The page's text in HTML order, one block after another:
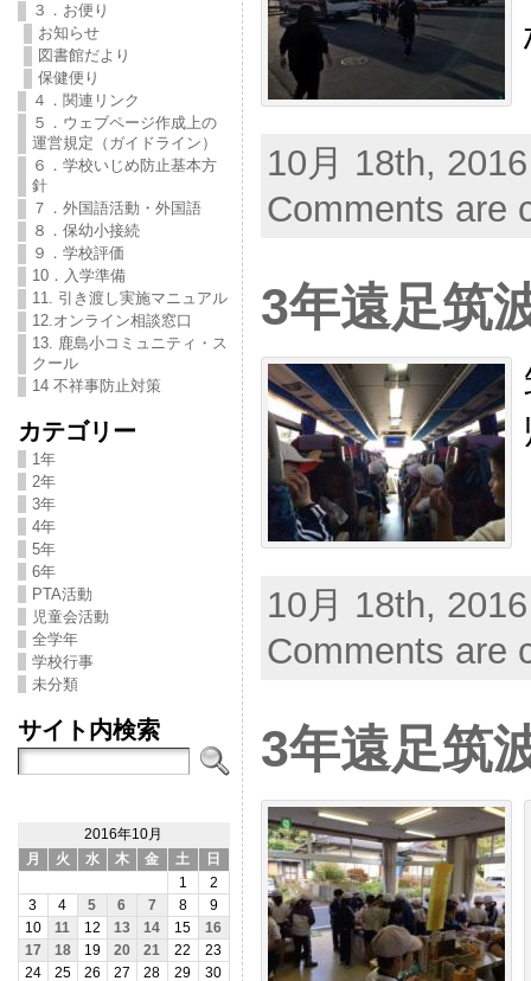
３．お便り
お知らせ
図書館だより
保健便り
４．関連リンク
５．ウェブページ作成上の
運営規定（ガイドライン）
６．学校いじめ防止基本方
針
７．外国語活動・外国語
８．保幼小接続
９．学校評価
10．入学準備
11. 引き渡し実施マニュアル
12.オンライン相談窓口
13. 鹿島小コミュニティ・ス
クール
14 不祥事防止対策
カテゴリー
1年
2年
3年
4年
5年
6年
PTA活動
児童会活動
全学年
学校行事
未分類
サイト内検索
2016年10月
月
火 水 木 金 土 日
1
2
3
4 5 6 7 8
9
10
11 12 13 14 15
16
17
18 19 20 21 22
23
24
25 26 27 28 29
30
10月 18th,
Comments are
3年遠足筑
10月 18th,
Comments are
3年遠足筑